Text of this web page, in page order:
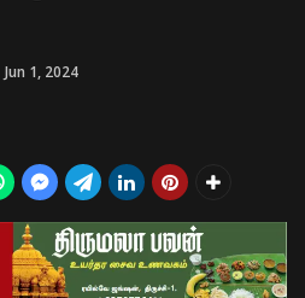
Jun 1, 2024